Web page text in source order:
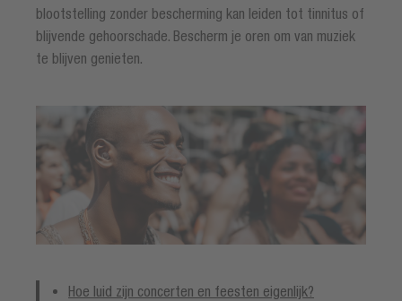
blootstelling zonder bescherming kan leiden tot tinnitus of
blijvende gehoorschade. Bescherm je oren om van muziek
te blijven genieten.
Hoe luid zijn concerten en feesten eigenlijk?